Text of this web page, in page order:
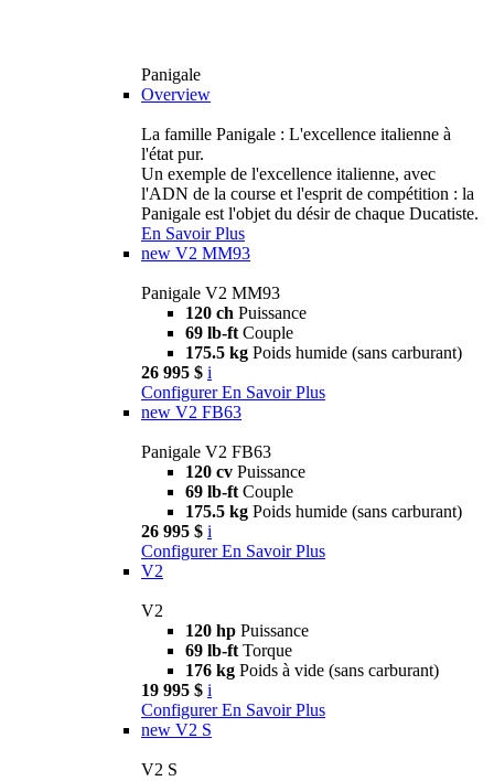
Panigale
Overview
La famille Panigale : L'excellence italienne à
l'état pur.
Un exemple de l'excellence italienne, avec
l'ADN de la course et l'esprit de compétition : la
Panigale est l'objet du désir de chaque Ducatiste.
En Savoir Plus
new V2 MM93
Panigale V2 MM93
120 ch Puissance
69 lb-ft Couple
175.5 kg Poids humide (sans carburant)
26 995 $ i
Configurer En Savoir Plus
new V2 FB63
Panigale V2 FB63
120 cv Puissance
69 lb-ft Couple
175.5 kg Poids humide (sans carburant)
26 995 $ i
Configurer En Savoir Plus
V2
V2
120 hp Puissance
69 lb-ft Torque
176 kg Poids à vide (sans carburant)
19 995 $ i
Configurer En Savoir Plus
new V2 S
V2 S